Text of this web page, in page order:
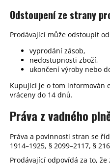
Odstoupení ze strany
Prodávající může odstoupit
vyprodání zásob,
nedostupnosti zboží,
ukončení výroby nebo
Kupující je o tom informován
vráceny do 14 dnů.
Práva z vadného
Práva a povinnosti stran se
1914–1925, § 2099–2117, §
Prodávající odpovídá za to,